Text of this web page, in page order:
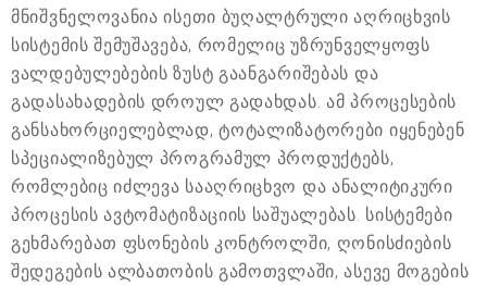
მნიშვნელოვანია ისეთი ბუღალტრული აღრიცხვის
სისტემის შემუშავება, რომელიც უზრუნველყოფს
ვალდებულებების ზუსტ გაანგარიშებას და
გადასახადების დროულ გადახდას. ამ პროცესების
განსახორციელებლად, ტოტალიზატორები იყენებენ
სპეციალიზებულ პროგრამულ პროდუქტებს,
რომლებიც იძლევა სააღრიცხვო და ანალიტიკური
პროცესის ავტომატიზაციის საშუალებას. სისტემები
გეხმარებათ ფსონების კონტროლში, ღონისძიების
შედეგების ალბათობის გამოთვლაში, ასევე მოგების